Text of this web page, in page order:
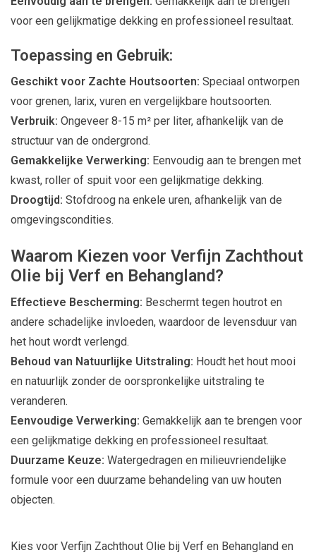
voor een gelijkmatige dekking en professioneel resultaat.
Toepassing en Gebruik:
Geschikt voor Zachte Houtsoorten: Speciaal ontworpen
voor grenen, larix, vuren en vergelijkbare houtsoorten.
Verbruik: Ongeveer 8-15 m² per liter, afhankelijk van de
structuur van de ondergrond.
Gemakkelijke Verwerking: Eenvoudig aan te brengen met
kwast, roller of spuit voor een gelijkmatige dekking.
Droogtijd: Stofdroog na enkele uren, afhankelijk van de
omgevingscondities.
Waarom Kiezen voor Verfijn Zachthout
Olie bij Verf en Behangland?
Effectieve Bescherming: Beschermt tegen houtrot en
andere schadelijke invloeden, waardoor de levensduur van
het hout wordt verlengd.
Behoud van Natuurlijke Uitstraling: Houdt het hout mooi
en natuurlijk zonder de oorspronkelijke uitstraling te
veranderen.
Eenvoudige Verwerking: Gemakkelijk aan te brengen voor
een gelijkmatige dekking en professioneel resultaat.
Duurzame Keuze: Watergedragen en milieuvriendelijke
formule voor een duurzame behandeling van uw houten
objecten.
Kies voor Verfijn Zachthout Olie bij Verf en Behangland en